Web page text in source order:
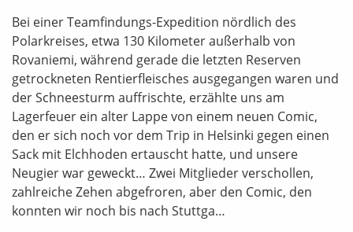
Bei einer Teamfindungs-Expedition nördlich des
Polarkreises, etwa 130 Kilometer außerhalb von
Rovaniemi, während gerade die letzten Reserven
getrockneten Rentierfleisches ausgegangen waren und
der Schneesturm auffrischte, erzählte uns am
Lagerfeuer ein alter Lappe von einem neuen Comic,
den er sich noch vor dem Trip in Helsinki gegen einen
Sack mit Elchhoden ertauscht hatte, und unsere
Neugier war geweckt… Zwei Mitglieder verschollen,
zahlreiche Zehen abgefroren, aber den Comic, den
konnten wir noch bis nach Stuttga…